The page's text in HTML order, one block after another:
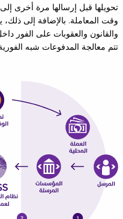
تحويلها قبل إرسالها مرة أخرى
وقت المعاملة. بالإضافة إلى ذلك،
والقانون والعقوبات على الفور
تتم معالجة المدفوعات شبه الفورية في